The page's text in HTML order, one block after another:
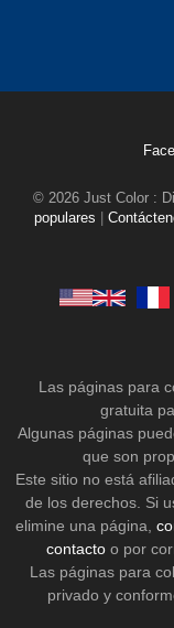
© 2026 Just Color :
populares
Las páginas para
gratuita
Algunas páginas
que son
Este sitio no está
de los derechos. Si
elimine una página,
contactoo por
Las páginas para
privado y